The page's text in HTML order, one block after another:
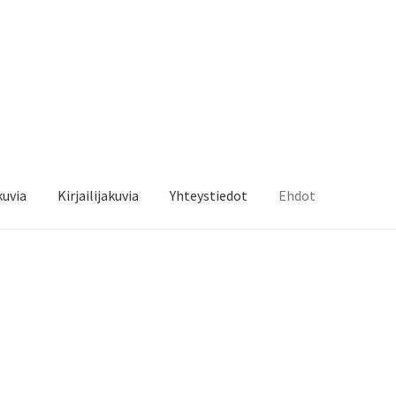
Kirjailijakuvia Yhteystiedot Ehdot